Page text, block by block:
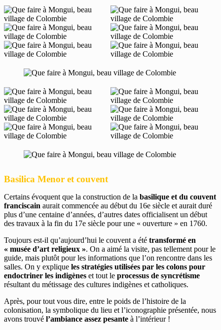
Basilica Menor et couvent
Certains évoquent que la construction de la basilique et du couvent
franciscain aurait commencée au début du 16e siècle et aurait duré
plus d’une centaine d’années, d’autres dates officialisent un début
des travaux à la fin du 17e siècle pour une « ouverture » en 1760.
Toujours est-il qu’aujourd’hui le couvent a été transformé en
« musée d’art religieux ». On a aimé la visite, pas tellement pour le
guide, mais plutôt pour les informations que l’on rencontre dans les
salles. On y explique les stratégies utilisées par les colons pour
endoctriner les indigènes et tout le processus de syncrétisme
résultant du métissage des cultures indigènes et catholiques.
Après, pour tout vous dire, entre le poids de l’histoire de la
colonisation, la symbolique du lieu et l’iconographie présentée, nous
avons trouvé l’ambiance assez pesante à l’intérieur !